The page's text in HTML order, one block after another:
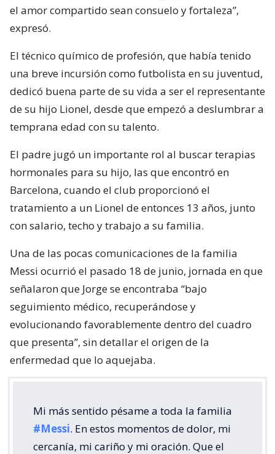
el amor compartido sean consuelo y fortaleza”,
expresó.
El técnico químico de profesión, que había tenido
una breve incursión como futbolista en su juventud,
dedicó buena parte de su vida a ser el representante
de su hijo Lionel, desde que empezó a deslumbrar a
temprana edad con su talento.
El padre jugó un importante rol al buscar terapias
hormonales para su hijo, las que encontró en
Barcelona, cuando el club proporcionó el
tratamiento a un Lionel de entonces 13 años, junto
con salario, techo y trabajo a su familia.
Una de las pocas comunicaciones de la familia
Messi ocurrió el pasado 18 de junio, jornada en que
señalaron que Jorge se encontraba “bajo
seguimiento médico, recuperándose y
evolucionando favorablemente dentro del cuadro
que presenta”, sin detallar el origen de la
enfermedad que lo aquejaba.
Mi más sentido pésame a toda la familia
#Messi. En estos momentos de dolor, mi
cercanía, mi cariño y mi oración. Que el